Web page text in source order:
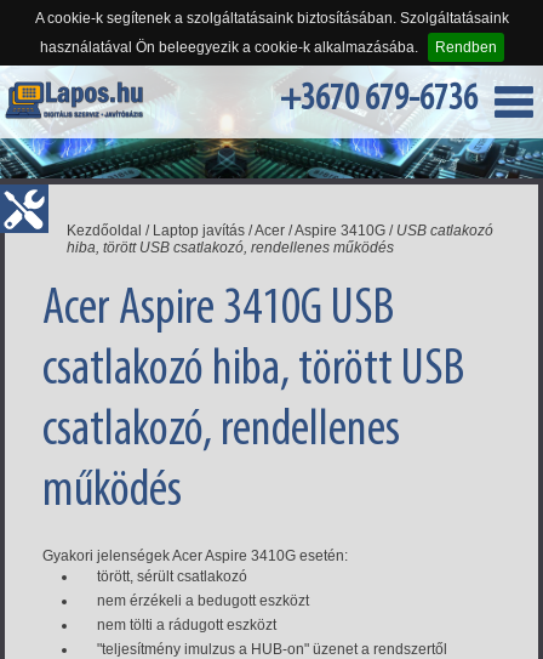
A cookie-k segítenek a szolgáltatásaink biztosításában. Szolgáltatásaink
használatával Ön beleegyezik a cookie-k alkalmazásába.
Rendben
+3670 679-6736
Kezdőoldal / Laptop javítás /Acer /Aspire 3410G / USB catlakozó
hiba, törött USB csatlakozó, rendellenes működés
Acer Aspire 3410G USB
csatlakozó hiba, törött USB
csatlakozó, rendellenes
működés
Gyakori jelenségek Acer Aspire 3410G esetén:
törött, sérült csatlakozó
nem érzékeli a bedugott eszközt
nem tölti a rádugott eszközt
"teljesítmény imulzus a HUB-on" üzenet a rendszertől